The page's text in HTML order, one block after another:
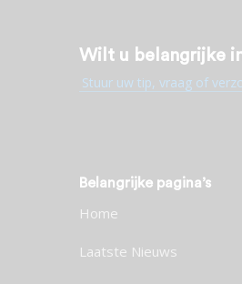
Wilt u belangrijke
Stuur uw tip, vraag of
Belangrijke pagina’s
Home
Laatste Nieuws